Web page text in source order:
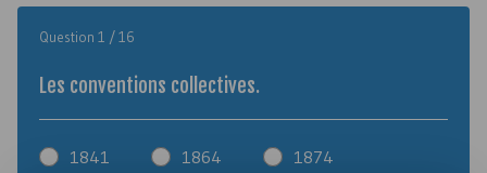
Question 1 / 16
Les conventions collectives.
1841 1864
1874